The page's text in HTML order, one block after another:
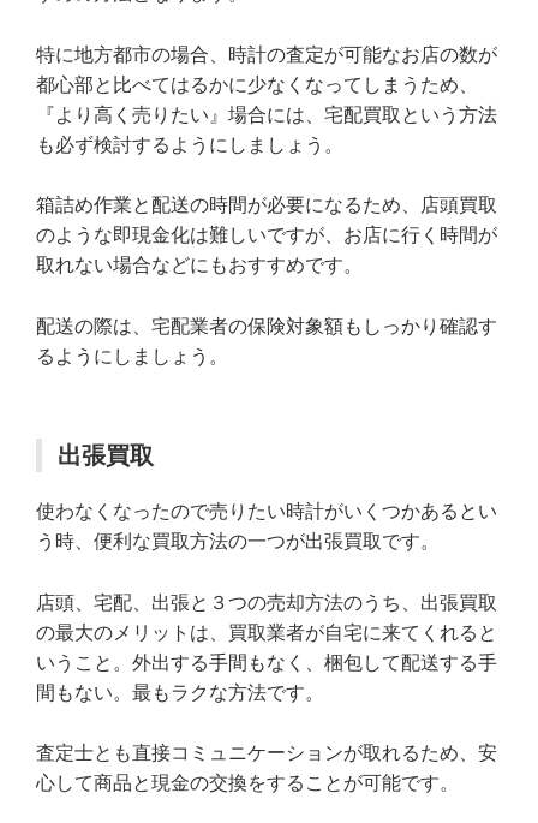
特に地方都市の場合、時計の査定が可能なお店の数が
都心部と比べてはるかに少なくなってしまうため、
『より高く売りたい』場合には、宅配買取という方法
も必ず検討するようにしましょう。
箱詰め作業と配送の時間が必要になるため、店頭買取
のような即現金化は難しいですが、お店に行く時間が
取れない場合などにもおすすめです。
配送の際は、宅配業者の保険対象額もしっかり確認す
るようにしましょう。
出張買取
使わなくなったので売りたい時計がいくつかあるとい
う時、便利な買取方法の一つが出張買取です。
店頭、宅配、出張と３つの売却方法のうち、出張買取
の最大のメリットは、買取業者が自宅に来てくれると
いうこと。外出する手間もなく、梱包して配送する手
間もない。最もラクな方法です。
査定士とも直接コミュニケーションが取れるため、安
心して商品と現金の交換をすることが可能です。